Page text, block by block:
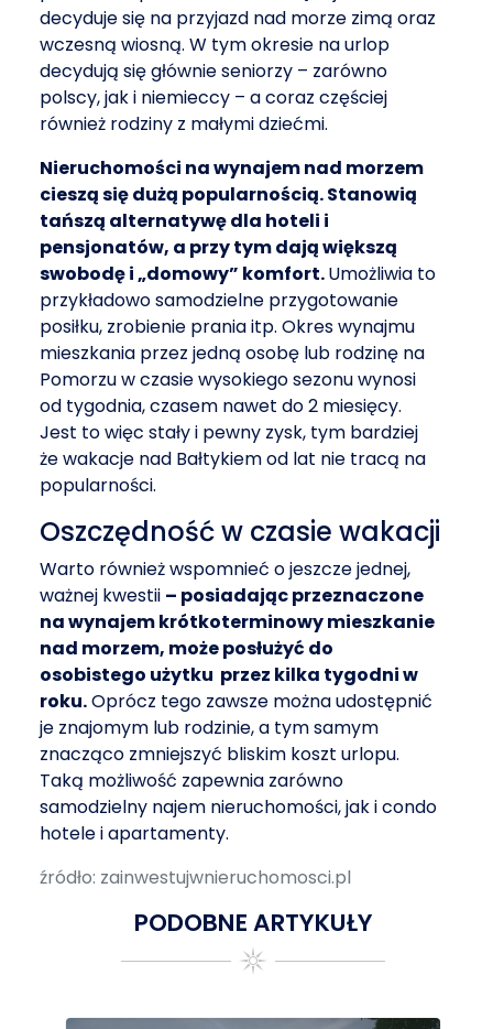
decyduje się na przyjazd nad morze zimą oraz
wczesną wiosną. W tym okresie na urlop
decydują się głównie seniorzy – zarówno
polscy, jak i niemieccy – a coraz częściej
również rodziny z małymi dziećmi.
Nieruchomości na wynajem nad morzem
cieszą się dużą popularnością. Stanowią
tańszą alternatywę dla hoteli i
pensjonatów, a przy tym dają większą
swobodę i „domowy” komfort.Umożliwia to
przykładowo samodzielne przygotowanie
posiłku, zrobienie prania itp. Okres wynajmu
mieszkania przez jedną osobę lub rodzinę na
Pomorzu w czasie wysokiego sezonu wynosi
od tygodnia, czasem nawet do 2 miesięcy.
Jest to więc stały i pewny zysk, tym bardziej
że wakacje nad Bałtykiem od lat nie tracą na
popularności.
Oszczędność w czasie wakacji
Warto również wspomnieć o jeszcze jednej,
ważnej kwestii – posiadając przeznaczone
na wynajem krótkoterminowy mieszkanie
nad morzem, może posłużyć do
osobistego użytku przez kilka tygodni w
roku.Oprócz tego zawsze można udostępnić
je znajomym lub rodzinie, a tym samym
znacząco zmniejszyć bliskim koszt urlopu.
Taką możliwość zapewnia zarówno
samodzielny najem nieruchomości, jak i condo
hotele i apartamenty.
źródło: zainwestujwnieruchomosci.pl
PODOBNE ARTYKUŁY